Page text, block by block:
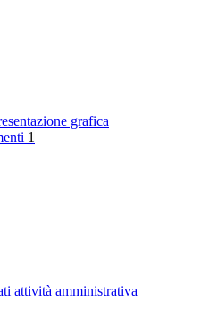
grafica
1
attività amministrativa